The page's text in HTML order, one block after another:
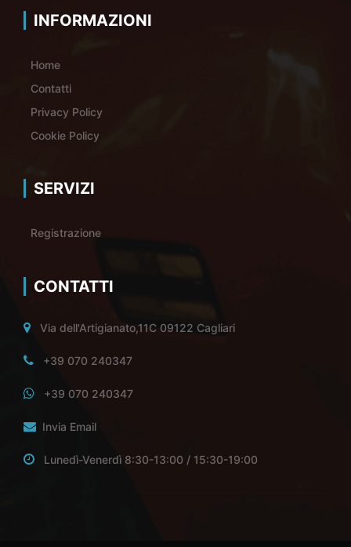
INFORMAZIONI
Home
Contatti
Privacy Policy
Cookie Policy
SERVIZI
Registrazione
CONTATTI
Via dell'Artigianato,11C 09122 Cagliari
+39 070 240347
+39 070 240347
Invia Email
Lunedì-Venerdì 8:30-13:00 / 15:30-19:00